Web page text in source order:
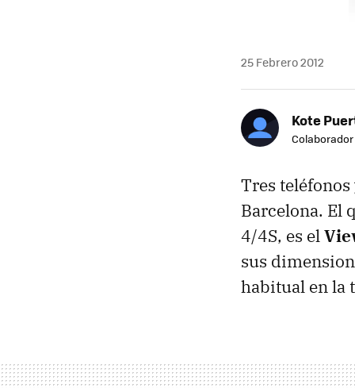
25 Febrero 2012
Kote
Colaborador
Tres
Barcelona. El
4/4S, es el
sus
habitual en la